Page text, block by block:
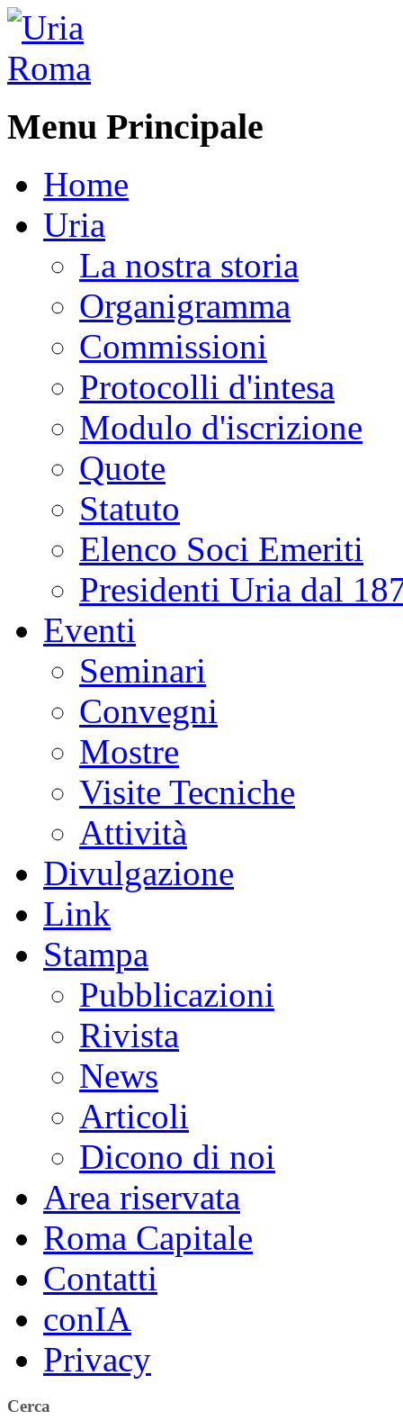
Menu Principale
Home
Uria
La nostra storia
Organigramma
Commissioni
Protocolli d'intesa
Modulo d'iscrizione
Quote
Statuto
Elenco Soci Emeriti
Presidenti Uria dal
Eventi
Seminari
Convegni
Mostre
Visite Tecniche
Attività
Divulgazione
Link
Stampa
Pubblicazioni
Rivista
News
Articoli
Dicono di noi
Area riservata
Roma Capitale
Contatti
conIA
Privacy
Cerca